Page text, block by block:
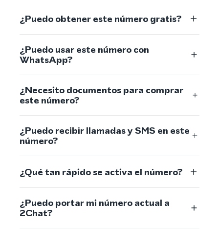
¿Puedo obtener este número gratis?
¿Puedo usar este número con
WhatsApp?
¿Necesito documentos para comprar
este número?
¿Puedo recibir llamadas y SMS en este
número?
¿Qué tan rápido se activa el número?
¿Puedo portar mi número actual a
2Chat?